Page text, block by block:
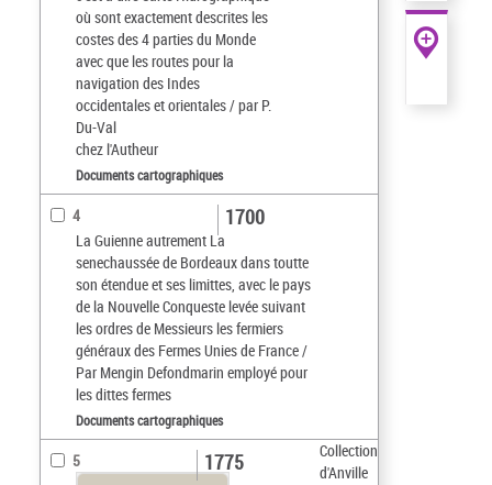
où sont exactement descrites les
costes des 4 parties du Monde
avec que les routes pour la
navigation des Indes
occidentales et orientales / par P.
Du-Val
chez l'Autheur
Documents cartographiques
4
La Guienne autrement La
senechaussée de Bordeaux dans toutte
son étendue et ses limittes, avec le pays
de la Nouvelle Conqueste levée suivant
les ordres de Messieurs les fermiers
généraux des Fermes Unies de France /
Par Mengin Defondmarin employé pour
les dittes fermes
1700
Documents cartographiques
5 1775
Collection
d'Anville